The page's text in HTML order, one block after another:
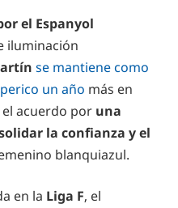
el Espanyol
iluminación
se mantiene como
un año más en
acuerdo por una
la confianza y el
blanquiazul.
en la Liga F, el